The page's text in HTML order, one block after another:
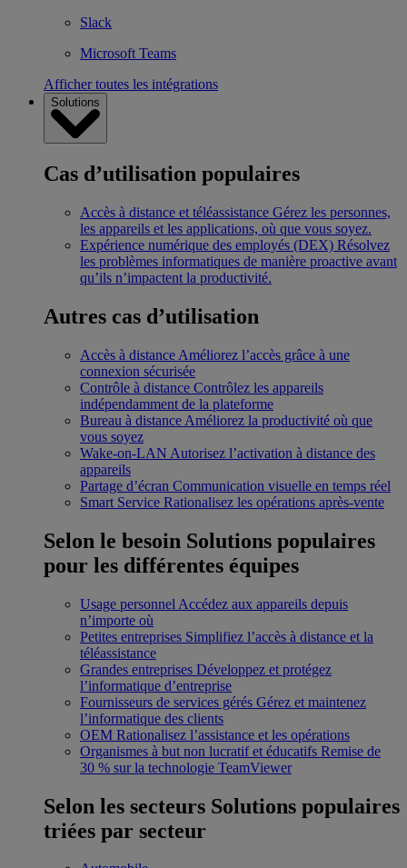
Slack
Microsoft Teams
Afficher toutes les intégrations
Solutions
Cas d’utilisation populaires
Accès à distance et téléassistance Gérez les personnes,
les appareils et les applications, où que vous soyez.
Expérience numérique des employés (DEX) Résolvez
les problèmes informatiques de manière proactive avant
qu’ils n’impactent la productivité.
Autres cas d’utilisation
Accès à distance Améliorez l’accès grâce à une
connexion sécurisée
Contrôle à distance Contrôlez les appareils
indépendamment de la plateforme
Bureau à distance Améliorez la productivité où que
vous soyez
Wake-on-LAN Autorisez l’activation à distance des
appareils
Partage d’écran Communication visuelle en temps réel
Smart Service Rationalisez les opérations après-vente
Selon le besoin Solutions populaires
pour les différentes équipes
Usage personnel Accédez aux appareils depuis
n’importe où
Petites entreprises Simplifiez l’accès à distance et la
téléassistance
Grandes entreprises Développez et protégez
l’informatique d’entreprise
Fournisseurs de services gérés Gérez et maintenez
l’informatique des clients
OEM Rationalisez l’assistance et les opérations
Organismes à but non lucratif et éducatifs Remise de
30 % sur la technologie TeamViewer
Selon les secteurs Solutions populaires
triées par secteur